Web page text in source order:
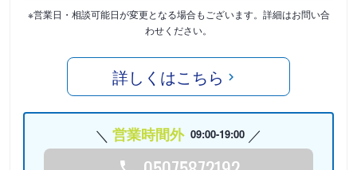
※営業日・相談可能日が変更となる場合もございます。詳細はお問い合
わせください。
詳しくはこちら
営業時間外 09:00-19:00